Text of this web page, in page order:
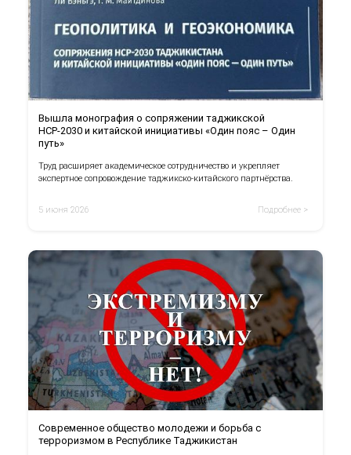
Вышла монография о сопряжении таджикской
НСР-2030 и китайской инициативы «Один пояс – Один
путь»
Труд расширяет академическое сотрудничество и укрепляет
экспертное сопровождение таджикско-китайского партнёрства.
5 июня 2026 Подробнее >
Современное общество молодежи и борьба с
терроризмом в Республике Таджикистан